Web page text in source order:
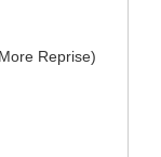
Reprise)